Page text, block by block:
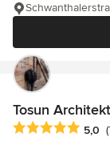
Tosun
5,0